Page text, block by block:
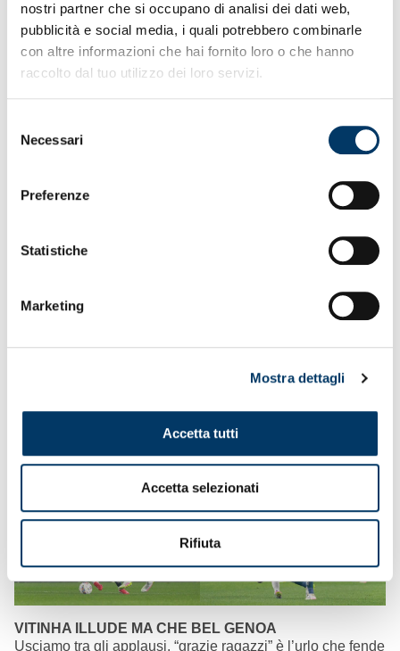
nostri partner che si occupano di analisi dei dati web,
pubblicità e social media, i quali potrebbero combinarle
con altre informazioni che hai fornito loro o che hanno
raccolto dal tuo utilizzo dei loro servizi.
delNecessari
Preferenze
Statistiche
Marketing
Mostra dettagli
Accetta tutti
Accetta selezionati
Rifiuta
un minuto. Giro di campo per l’U19F promossa nel
Primavera 1. Thorsby salta per squalifica la trasferta di
Napoli. 32.080 i possessori di titoli di accesso.
VITINHA ILLUDE MA CHE BEL GENOA
Usciamo tra gli applausi, “grazie ragazzi” è l’urlo che fende